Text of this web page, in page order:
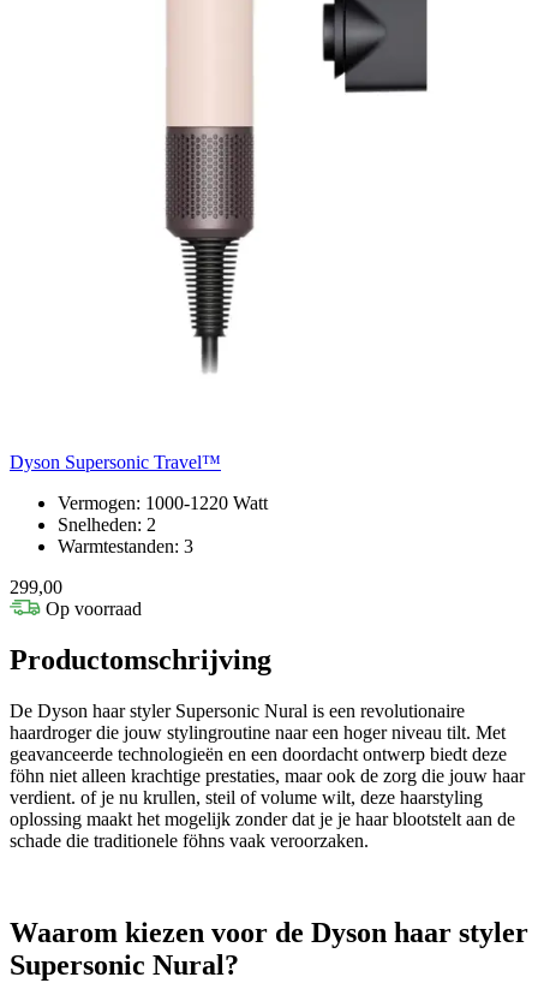
Dyson Supersonic Travel™
Vermogen: 1000-1220 Watt
Snelheden: 2
Warmtestanden: 3
299,00
Op voorraad
Productomschrijving
De Dyson haar styler Supersonic Nural is een revolutionaire
haardroger die jouw stylingroutine naar een hoger niveau tilt. Met
geavanceerde technologieën en een doordacht ontwerp biedt deze
föhn niet alleen krachtige prestaties, maar ook de zorg die jouw haar
verdient. of je nu krullen, steil of volume wilt, deze haarstyling
oplossing maakt het mogelijk zonder dat je je haar blootstelt aan de
schade die traditionele föhns vaak veroorzaken.
Waarom kiezen voor de Dyson haar styler
Supersonic Nural?